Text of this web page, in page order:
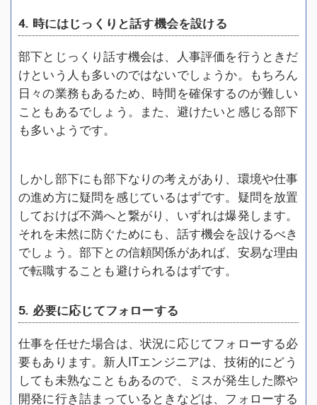
4. 時にはじっくりと話す機会を設ける
部下とじっくり話す機会は、人事評価を行うときだ
けという人も多いのではないでしょうか。もちろん
日々の業務もあるため、時間を確保するのが難しい
こともあるでしょう。また、避けたいと感じる部下
も多いようです。
しかし部下にも部下なりの考えがあり、環境や仕事
の進め方に疑問を感じているはずです。疑問を放置
しておけば不満へと繋がり、いずれは爆発します。
それを未然に防ぐためにも、話す機会を設けるべき
でしょう。部下との信頼関係があれば、安易な理由
で転職することも避けられるはずです。
5. 必要に応じてフォローする
仕事を任せた場合は、状況に応じてフォローする必
要もあります。新人ITエンジニアは、技術的にどう
しても未熟なこともあるので、ミスが発生した際や
開発に行き詰まっているときなどは、フォローする